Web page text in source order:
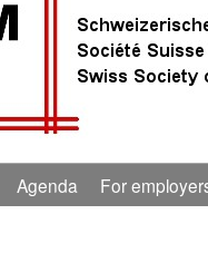
Agenda For